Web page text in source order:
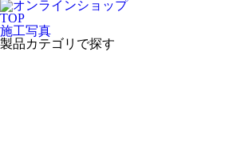
TOP
施工写真
製品カテゴリで探す